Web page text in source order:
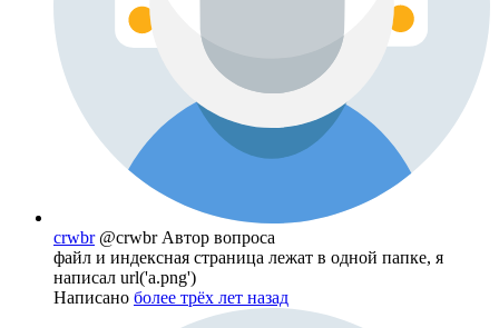
crwbr @crwbr Автор вопроса
файл и индексная страница лежат в одной папке, я
написал url('a.png')
Написано более трёх лет назад